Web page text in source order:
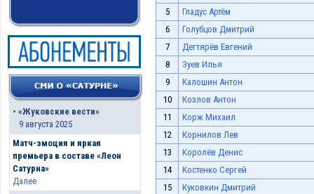
• «Жуковские вести»
9 августа 2025
Матч-эмоция и яркая
премьера в составе «Леон
Сатурна»
Далее
5
Гладус Артём
6
Голубцов Дмитрий
7
Дегтярёв Евгений
8
Зуев Илья
9
Калошин Антон
10
Козлов Антон
11
Корж Михаил
12
Корнилов Лев
13
Королёв Денис
14
Костенко Сергей
15
Куковкин Дмитрий